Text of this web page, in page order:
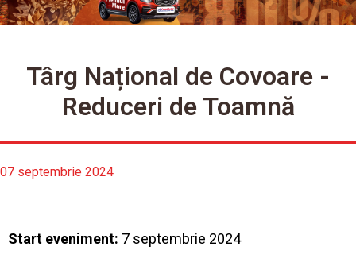
Târg Național de Covoare -
Reduceri de Toamnă
07 septembrie 2024
Start eveniment: 7 septembrie 2024